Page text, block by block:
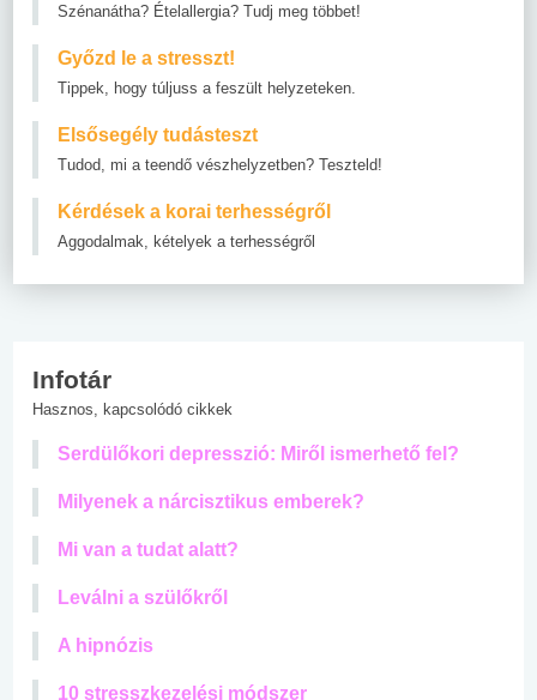
Szénanátha? Ételallergia? Tudj meg többet!
Győzd le a stresszt!
Tippek, hogy túljuss a feszült helyzeteken.
Elsősegély tudásteszt
Tudod, mi a teendő vészhelyzetben? Teszteld!
Kérdések a korai terhességről
Aggodalmak, kételyek a terhességről
Infotár
Hasznos, kapcsolódó cikkek
Serdülőkori depresszió: Miről ismerhető fel?
Milyenek a nárcisztikus emberek?
Mi van a tudat alatt?
Leválni a szülőkről
A hipnózis
10 stresszkezelési módszer